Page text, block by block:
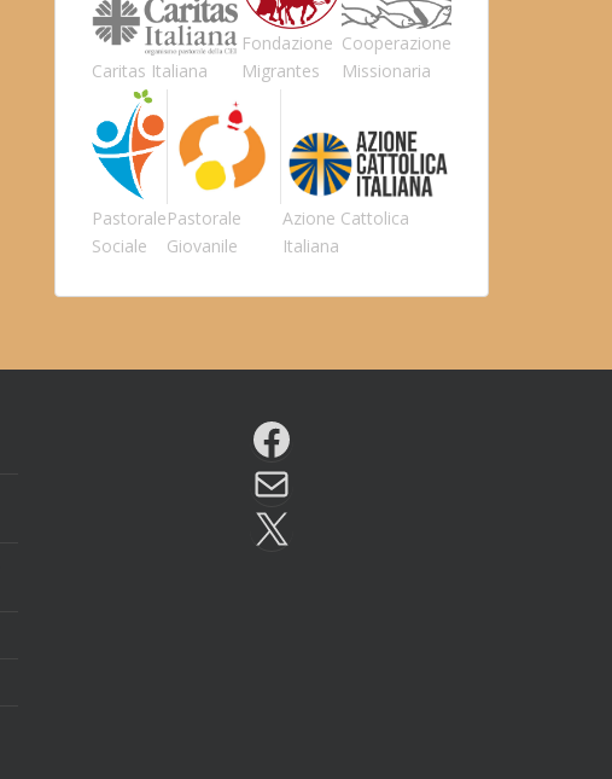
Caritas Italiana
Fondazione
Migrantes
Cooperazione
Missionaria
Pastorale
Sociale
Pastorale
Giovanile
Azione Cattolica
Italiana
Facebook
Email
X